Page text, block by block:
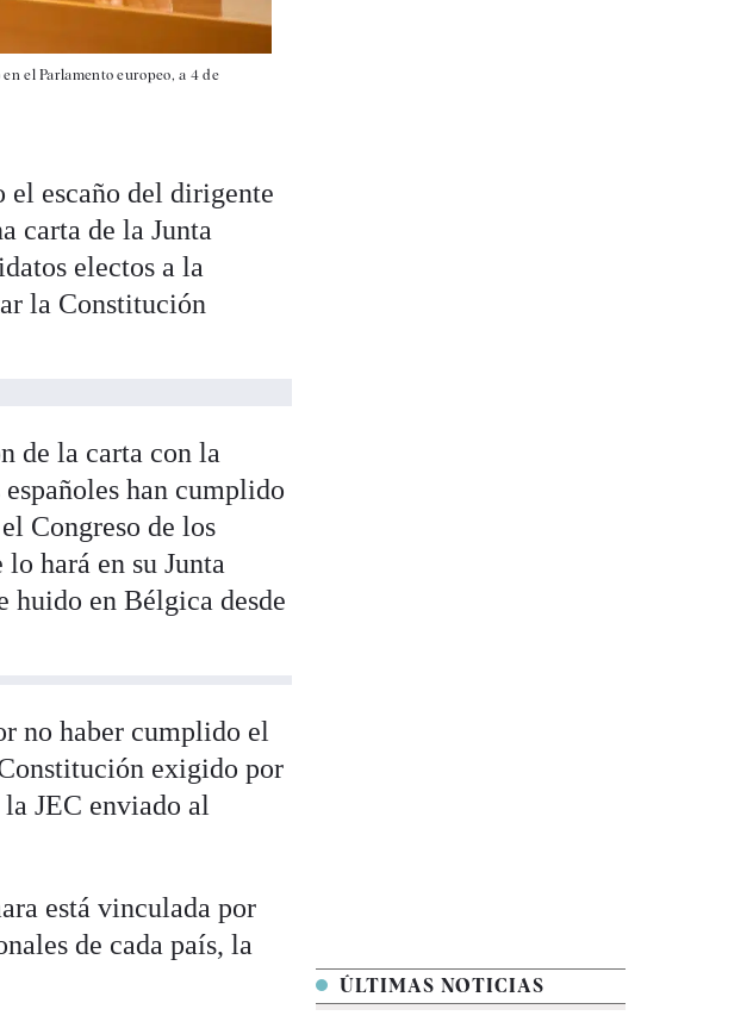
el Parlamento europeo, a 4 de
el escaño del dirigente
carta de la Junta
electos a la
la Constitución
de la carta con la
han cumplido
Congreso de los
hará en su Junta
en Bélgica desde
no haber cumplido el
exigido por
JEC enviado al
está vinculada por
de cada país, la
ÚLTIMAS NOTICIAS